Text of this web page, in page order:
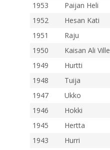
1953
Paijan Heli
1952
Hesan Kati
1951
Raju
1950
Kaisan Ali Ville
1949
Hurtti
1948
Tuija
1947
Ukko
1946
Hokki
1945
Hertta
1943
Hurri